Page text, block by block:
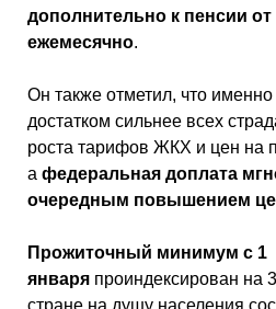
дополнительно к пенсии от
ежемесячно.
Он также отметил, что
достатком сильнее всех
роста тарифов ЖКХ и цен на
а федеральная доплата
очередным повышением
Прожиточный минимум с 1
январяпроиндексирован на
стране на душу населения